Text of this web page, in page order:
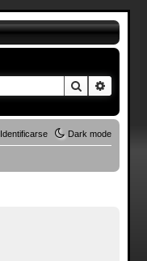
Buscar
Dark mode
Identificarse